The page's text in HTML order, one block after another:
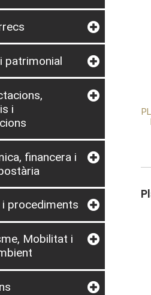
patrimonial
i
financera i
i procediments
Mobilitat i